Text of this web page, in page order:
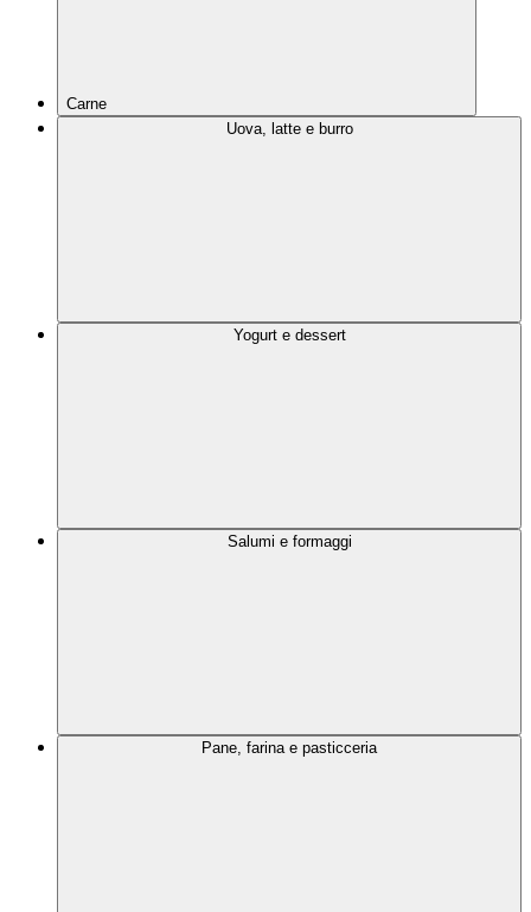
Carne
Uova, latte e burro
Yogurt e dessert
Salumi e formaggi
Pane, farina e pasticceria